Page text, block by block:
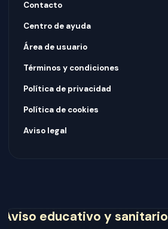
Contacto
Centro de ayuda
Área de usuario
Términos y condiciones
Política de privacidad
Política de cookies
Aviso legal
Aviso educativo y sanitario